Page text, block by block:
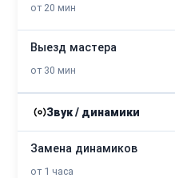
от 20 мин
Выезд мастера
от 30 мин
Звук / динамики
Замена динамиков
от 1 часа